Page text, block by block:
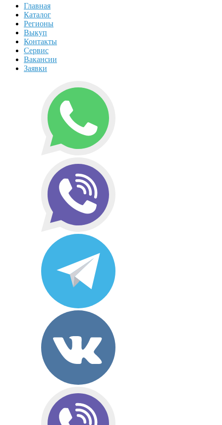
Главная
Каталог
Регионы
Выкуп
Контакты
Сервис
Вакансии
Заявки